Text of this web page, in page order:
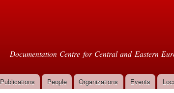
Documentation Centre for Central and Eastern
Publications People Organizations Events